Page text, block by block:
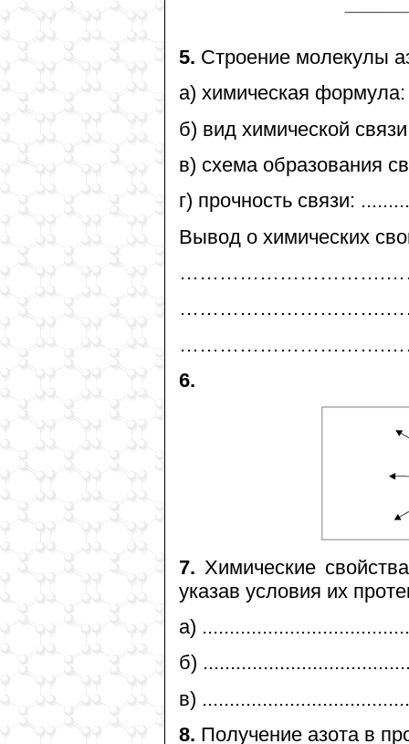
5. Строение молекулы
а) химическая
б) вид химической
в) схема образования
г) прочность связи:
Вывод о химических
6.
7. Химические
указав условия их
а)
б)
в)
8. Получение азота в